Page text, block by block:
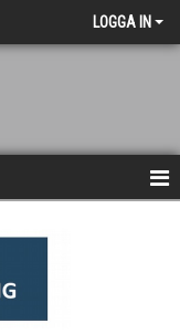
LOGGA IN